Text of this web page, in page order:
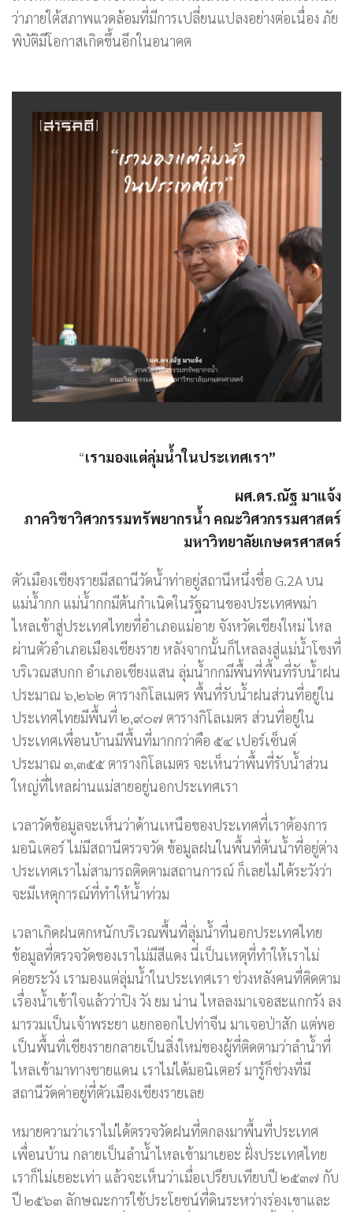
ว่าภายใต้สภาพแวดล้อมที่มีการเปลี่ยนแปลงอย่างต่อเนื่อง ภัย
พิบัติมีโอกาสเกิดขึ้นอีกในอนาคต
“เรามองแต่ลุ่มน้ำในประเทศเรา”
ผศ.ดร.ณัฐ มาแจ้ง
ภาควิชาวิศวกรรมทรัพยากรน้ำ คณะวิศวกรรมศาสตร์
มหาวิทยาลัยเกษตรศาสตร์
ตัวเมืองเชียงรายมีสถานีวัดน้ำท่าอยู่สถานีหนึ่งชื่อ G.2A บน
แม่น้ำกก แม่น้ำกกมีต้นกำเนิดในรัฐฉานของประเทศพม่า
ไหลเข้าสู่ประเทศไทยที่อำเภอแม่อาย จังหวัดเชียงใหม่ ไหล
ผ่านตัวอำเภอเมืองเชียงราย หลังจากนั้นก็ไหลลงสู่แม่น้ำโขงที่
บริเวณสบกก อำเภอเชียงแสน ลุ่มน้ำกกมีพื้นที่พื้นที่รับน้ำฝน
ประมาณ ๖,๒๖๒ ตารางกิโลเมตร พื้นที่รับน้ำฝนส่วนที่อยู่ใน
ประเทศไทยมีพื้นที่ ๒,๙๐๗ ตารางกิโลเมตร ส่วนที่อยู่ใน
ประเทศเพื่อนบ้านมีพื้นที่มากกว่าคือ ๕๔ เปอร์เซ็นต์
ประมาณ ๓,๓๕๕ ตารางกิโลเมตร จะเห็นว่าพื้นที่รับน้ำส่วน
ใหญ่ที่ไหลผ่านแม่สายอยู่นอกประเทศเรา
เวลาวัดข้อมูลจะเห็นว่าด้านเหนือของประเทศที่เราต้องการ
มอนิเตอร์ ไม่มีสถานีตรวจวัด ข้อมูลฝนในพื้นที่ต้นน้ำที่อยู่ต่าง
ประเทศเราไม่สามารถติดตามสถานการณ์ ก็เลยไม่ได้ระวังว่า
จะมีเหตุการณ์ที่ทำให้น้ำท่วม
เวลาเกิดฝนตกหนักบริเวณพื้นที่ลุ่มน้ำที่นอกประเทศไทย
ข้อมูลที่ตรวจวัดของเราไม่มีสีแดง นี่เป็นเหตุที่ทำให้เราไม่
ค่อยระวัง เรามองแต่ลุ่มน้ำในประเทศเรา ช่วงหลังคนที่ติดตาม
เรื่องน้ำเข้าใจแล้วว่าปิง วัง ยม น่าน ไหลลงมาเจอสะแกกรัง ลง
มารวมเป็นเจ้าพระยา แยกออกไปท่าจีน มาเจอป่าสัก แต่พอ
เป็นพื้นที่เชียงรายกลายเป็นสิ่งใหม่ของผู้ที่ติดตามว่าลำน้ำที่
ไหลเข้ามาทางชายแดน เราไม่ได้มอนิเตอร์ มารู้ก็ช่วงที่มี
สถานีวัดค่าอยู่ที่ตัวเมืองเชียงรายเลย
หมายความว่าเราไม่ได้ตรวจวัดฝนที่ตกลงมาพื้นที่ประเทศ
เพื่อนบ้าน กลายเป็นลำน้ำไหลเข้ามาเยอะ ฝั่งประเทศไทย
เราก็ไม่เยอะเท่า แล้วจะเห็นว่าเมื่อเปรียบเทียบปี ๒๕๓๗ กับ
ปี ๒๕๖๓ ลักษณะการใช้ประโยชน์ที่ดินระหว่างร่องเขาและ